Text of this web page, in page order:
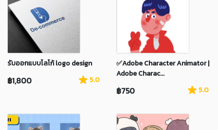
รับออกแบบโลโก้ logo design
฿1,800 5.0
✅Adobe Character Animator |
Adobe Charac...
฿750 5.0